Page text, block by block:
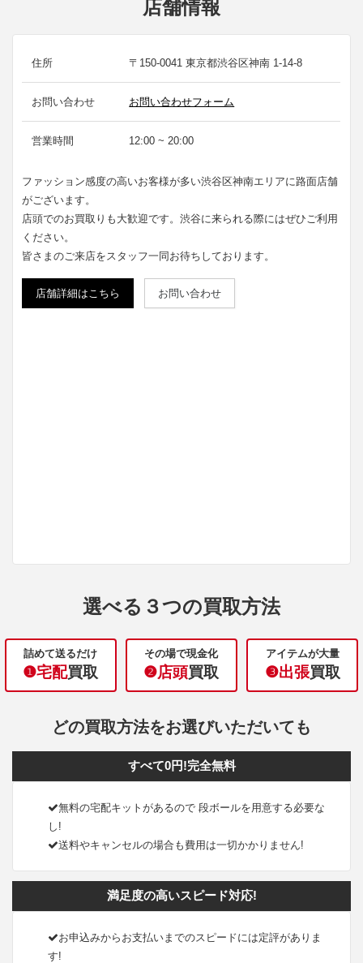
店舗情報
住所 〒150-0041 東京都渋谷区神南 1-14-8
お問い合わせ お問い合わせフォーム
営業時間 12:00 ~ 20:00
ファッション感度の高いお客様が多い渋谷区神南エリアに路面店舗
がございます。
店頭でのお買取りも大歓迎です。渋谷に来られる際にはぜひご利用
ください。
皆さまのご来店をスタッフ一同お待ちしております。
店舗詳細はこちら お問い合わせ
選べる３つの買取方法
詰めて送るだけ
❶宅配買取
その場で現金化
❷店頭買取
アイテムが大量
❸出張買取
どの買取方法をお選びいただいても
すべて0円!完全無料
無料の宅配キットがあるので 段ボールを用意する必要な
し!
送料やキャンセルの場合も費用は一切かかりません!
満足度の高いスピード対応!
お申込みからお支払いまでのスピードには定評がありま
す!